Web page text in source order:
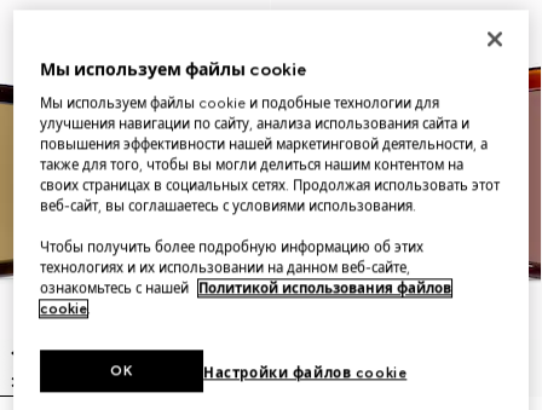
Мы используем файлы cookie
Мы используем файлы cookie и подобные технологии для
улучшения навигации по сайту, анализа использования сайта и
повышения эффективности нашей маркетинговой деятельности, а
также для того, чтобы вы могли делиться нашим контентом на
своих страницах в социальных сетях. Продолжая использовать этот
веб-сайт, вы соглашаетесь с условиями использования.
Чтобы получить более подробную информацию об этих
технологиях и их использовании на данном веб-сайте,
ознакомьтесь с нашей
Политикой использования файлов
cookie.
Настройки файлов cookie
OK